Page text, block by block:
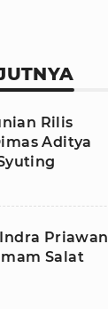
Rilis
Aditya
Priawan
Salat